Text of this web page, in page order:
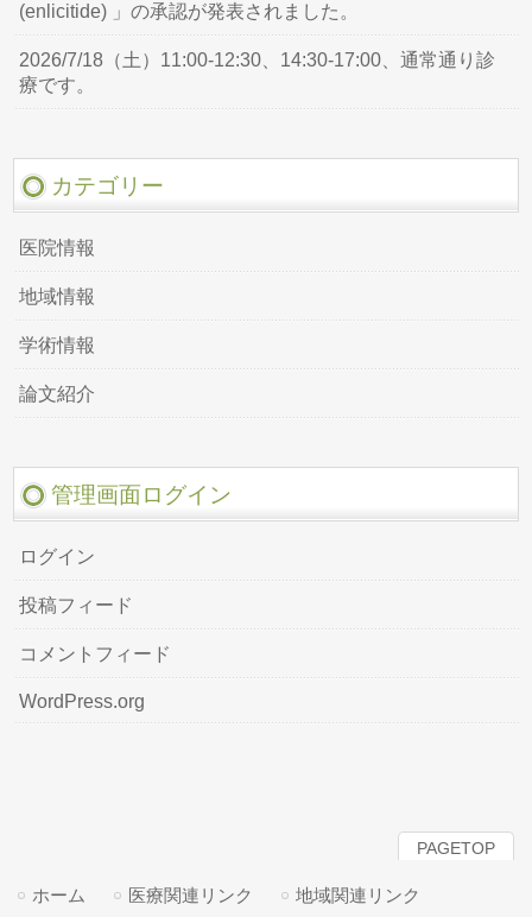
(enlicitide) 」の承認が発表されました。
2026/7/18（土）11:00-12:30、14:30-17:00、通常通り診
療です。
カテゴリー
医院情報
地域情報
学術情報
論文紹介
管理画面ログイン
ログイン
投稿フィード
コメントフィード
WordPress.org
PAGETOP
ホーム 医療関連リンク 地域関連リンク